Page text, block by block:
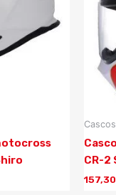
Cascos
CR-2
157,30